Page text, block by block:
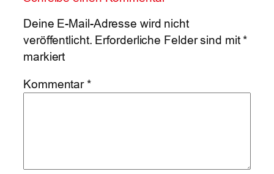
Deine E-Mail-Adresse wird nicht
veröffentlicht. Erforderliche Felder sind mit*
markiert
Kommentar*